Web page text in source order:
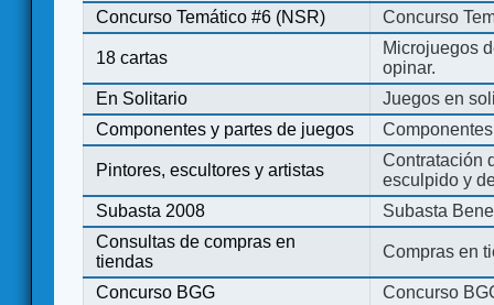
Concurso Temático #6 (NSR) Concurso
18 cartas
Microjuegos
opinar.
En Solitario
Juegos en
Componentes y partes de juegos
Pintores, escultores y artistas
Contratación
esculpido y
Subasta 2008
Subasta
Consultas de compras en
tiendas
Compras en
Concurso BGG
Concurso